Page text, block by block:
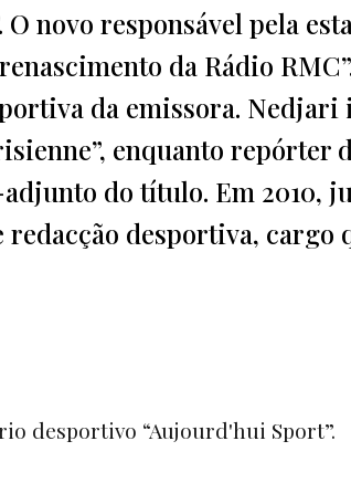
novo responsável pela
da Rádio
da emissora. Nedjari
enquanto repórter
do título. Em 2010,
desportiva, cargo
desportivo “Aujourd'hui Sport”.